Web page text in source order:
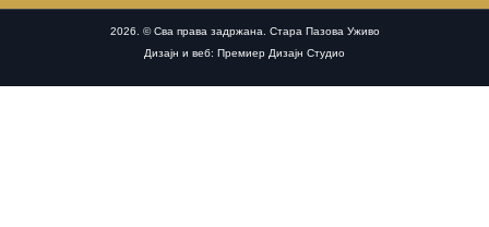
2026. © Сва права задржана. Стара Пазова Уживо
Дизајн и веб: Премиер Дизајн Студио